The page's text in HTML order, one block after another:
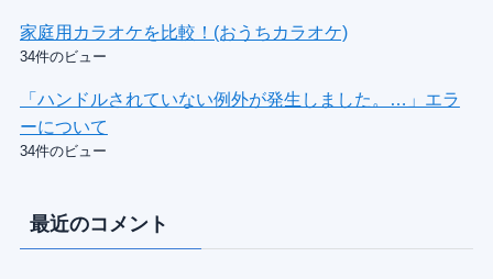
家庭用カラオケを比較！(おうちカラオケ)
34件のビュー
「ハンドルされていない例外が発生しました。…」エラ
ーについて
34件のビュー
最近のコメント